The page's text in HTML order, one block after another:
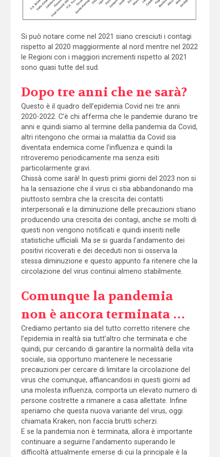
Si può notare come nel 2021 siano cresciuti i contagi
rispetto al 2020 maggiormente al nord mentre nel 2022
le Regioni con i maggiori incrementi rispetto al 2021
sono quasi tutte del sud.
Dopo tre anni che ne sarà?
Questo è il quadro dell’epidemia Covid nei tre anni
2020-2022. C’è chi afferma che le pandemie durano tre
anni e quindi siamo al termine della pandemia da Covid,
altri ritengono che ormai ia malattia da Covid sia
diventata endemica come l’influenza e quindi la
ritroveremo periodicamente ma senza esiti
particolarmente gravi.
Chissà come sarà! In questi primi giorni del 2023 non si
ha la sensazione che il virus ci stia abbandonando ma
piuttosto sembra che la crescita dei contatti
interpersonali e la diminuzione delle precauzioni stiano
producendo una crescita dei contagi, anche se molti di
questi non vengono notificati e quindi inseriti nelle
statistiche ufficiali. Ma se si guarda l’andamento dei
positivi ricoverati e dei deceduti non si osserva la
stessa diminuzione e questo appunto fa ritenere che la
circolazione del virus continui almeno stabilmente.
Comunque la pandemia
non è ancora terminata …
Crediamo pertanto sia del tutto corretto ritenere che
l’epidemia in realtà sia tutt’altro che terminata e che
quindi, pur cercando di garantire la normalità della vita
sociale, sia opportuno mantenere le necessarie
precauzioni per cercare di limitare la circolazione del
virus che comunque, affiancandosi in questi giorni ad
una molesta influenza, comporta un elevato numero di
persone costrette a rimanere a casa allettate. Infine
speriamo che questa nuova variante del virus, oggi
chiamata Kraken, non faccia brutti scherzi.
E se la pandemia non è terminata, allora è importante
continuare a seguirne l’andamento superando le
difficoltà attualmente emerse di cui la principale è la